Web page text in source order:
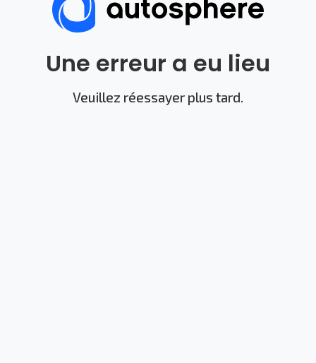
Une erreur a eu lieu
Veuillez réessayer plus tard.